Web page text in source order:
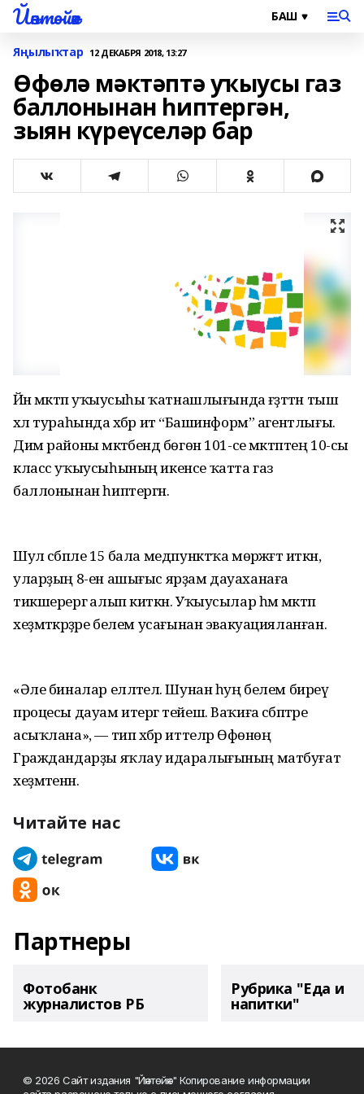
Йәнтөйәк
Яңылыҡтар 12 ДЕКАБРЯ 2018, 13:27
Өфөлә мәктәптә уҡыусы газ
баллонынан һиптергән,
зыян күреүселәр бар
Йәнә мәктәп уҡыусыһы ҡатнашлығында ғәҙәттән тыш
хәл тураһында хәбәр итә “Башинформ” агентлығы.
Дим районы мәктәбендә бөгөн 101-се мәктәптең 10-сы
класс уҡыусыһының икенсе ҡатта газ
баллонынан һиптергән.
Шул сәбәпле 15 бала медпунктҡа мөрәжәғәт иткән,
уларҙың 8-ен ашығыс ярҙам дауаханаға
тикшерергә алып киткән. Уҡыусылар һәм мәктәп
хеҙмәткәрҙәре белем усағынан эвакуацияланған.
«Әле биналар елләтелә. Шунан һуң белем биреү
процесы дауам итергә тейеш. Ваҡиға сәбәптәре
асыҡлана», — тип хәбәр иттеләр Өфөнөң
Граждандарҙы яҡлау идаралығының матбуғат
хеҙмәтенән.
Читайте нас
Партнеры
Фотобанк
журналистов РБ
Рубрика "Еда и
напитки"
© 2026 Сайт издания "Йәнтөйәк" Копирование информации